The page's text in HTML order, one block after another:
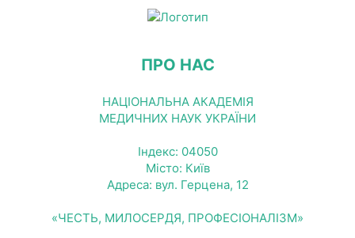
ПРО НАС
НАЦІОНАЛЬНА АКАДЕМІЯ
МЕДИЧНИХ НАУК УКРАЇНИ
Індекс: 04050
Місто: Київ
Адреса: вул. Герцена, 12
«ЧЕСТЬ, МИЛОСЕРДЯ, ПРОФЕСІОНАЛІЗМ»